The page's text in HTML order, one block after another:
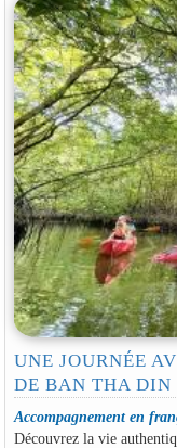
UNE JOURNÉE
DE BAN THA
Accompagnement en
Découvrez la vie